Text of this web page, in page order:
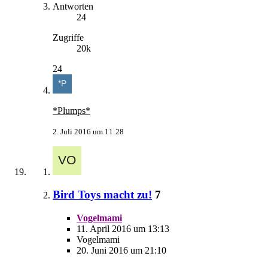
Antworten
24
Zugriffe
20k
24
*Plumps*
2. Juli 2016 um 11:28
Bird Toys macht zu! 7
Vogelmami
11. April 2016 um 13:13
Vogelmami
20. Juni 2016 um 21:10